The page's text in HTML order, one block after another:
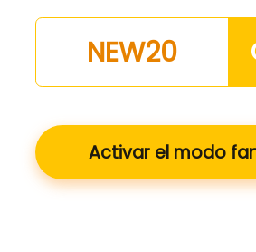
NEW20
Activar el modo